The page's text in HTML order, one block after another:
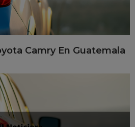
Camry En Guatemala